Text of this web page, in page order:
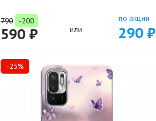
790 -200
590 ₽ или
по акции
290 ₽
-25%